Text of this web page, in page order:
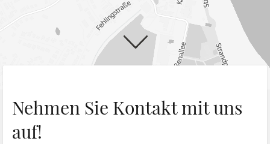
Nehmen Sie Kontakt mit uns
auf!